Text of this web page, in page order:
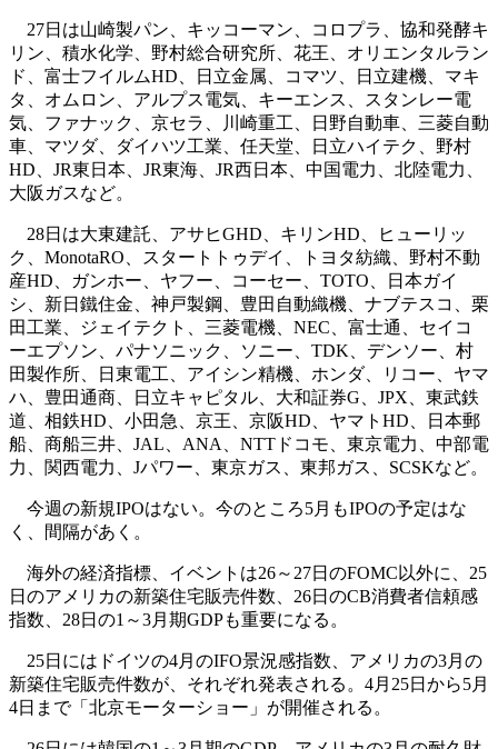
27日は山崎製パン、キッコーマン、コロプラ、協和発酵キ
リン、積水化学、野村総合研究所、花王、オリエンタルラン
ド、富士フイルムHD、日立金属、コマツ、日立建機、マキ
タ、オムロン、アルプス電気、キーエンス、スタンレー電
気、ファナック、京セラ、川崎重工、日野自動車、三菱自動
車、マツダ、ダイハツ工業、任天堂、日立ハイテク、野村
HD、JR東日本、JR東海、JR西日本、中国電力、北陸電力、
大阪ガスなど。
28日は大東建託、アサヒGHD、キリンHD、ヒューリッ
ク、MonotaRO、スタートトゥデイ、トヨタ紡織、野村不動
産HD、ガンホー、ヤフー、コーセー、TOTO、日本ガイ
シ、新日鐵住金、神戸製鋼、豊田自動織機、ナブテスコ、栗
田工業、ジェイテクト、三菱電機、NEC、富士通、セイコ
ーエプソン、パナソニック、ソニー、TDK、デンソー、村
田製作所、日東電工、アイシン精機、ホンダ、リコー、ヤマ
ハ、豊田通商、日立キャピタル、大和証券G、JPX、東武鉄
道、相鉄HD、小田急、京王、京阪HD、ヤマトHD、日本郵
船、商船三井、JAL、ANA、NTTドコモ、東京電力、中部電
力、関西電力、Jパワー、東京ガス、東邦ガス、SCSKなど。
今週の新規IPOはない。今のところ5月もIPOの予定はな
く、間隔があく。
海外の経済指標、イベントは26～27日のFOMC以外に、25
日のアメリカの新築住宅販売件数、26日のCB消費者信頼感
指数、28日の1～3月期GDPも重要になる。
25日にはドイツの4月のIFO景況感指数、アメリカの3月の
新築住宅販売件数が、それぞれ発表される。4月25日から5月
4日まで「北京モーターショー」が開催される。